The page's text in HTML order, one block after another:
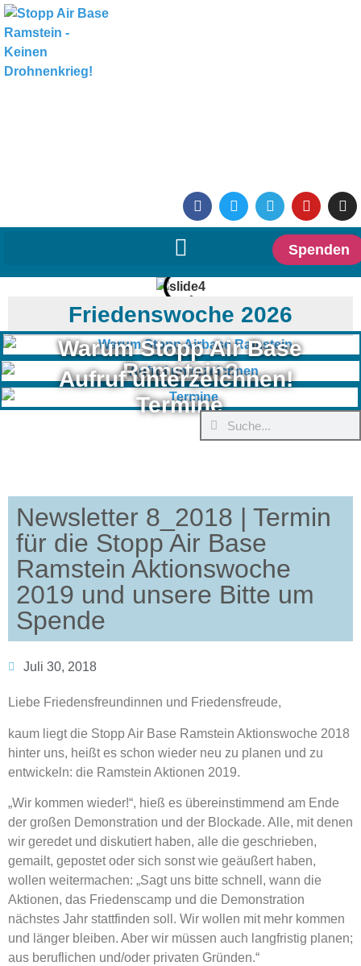
Spenden
Friedenswoche 2026
Warum Stopp Air Base
Ramstein?
Aufruf unterzeichnen!
Termine
Newsletter 8_2018 | Termin
für die Stopp Air Base
Ramstein Aktionswoche
2019 und unsere Bitte um
Spende
Juli 30, 2018
Liebe Friedensfreundinnen und Friedensfreude,
kaum liegt die Stopp Air Base Ramstein Aktionswoche 2018
hinter uns, heißt es schon wieder neu zu planen und zu
entwickeln: die Ramstein Aktionen 2019.
„Wir kommen wieder!“, hieß es übereinstimmend am Ende
der großen Demonstration und der Blockade. Alle, mit denen
wir geredet und diskutiert haben, alle die geschrieben,
gemailt, gepostet oder sich sonst wie geäußert haben,
wollen weitermachen: „Sagt uns bitte schnell, wann die
Aktionen, das Friedenscamp und die Demonstration
nächstes Jahr stattfinden soll. Wir wollen mit mehr kommen
und länger bleiben. Aber wir müssen auch langfristig planen;
aus beruflichen und/oder privaten Gründen.“